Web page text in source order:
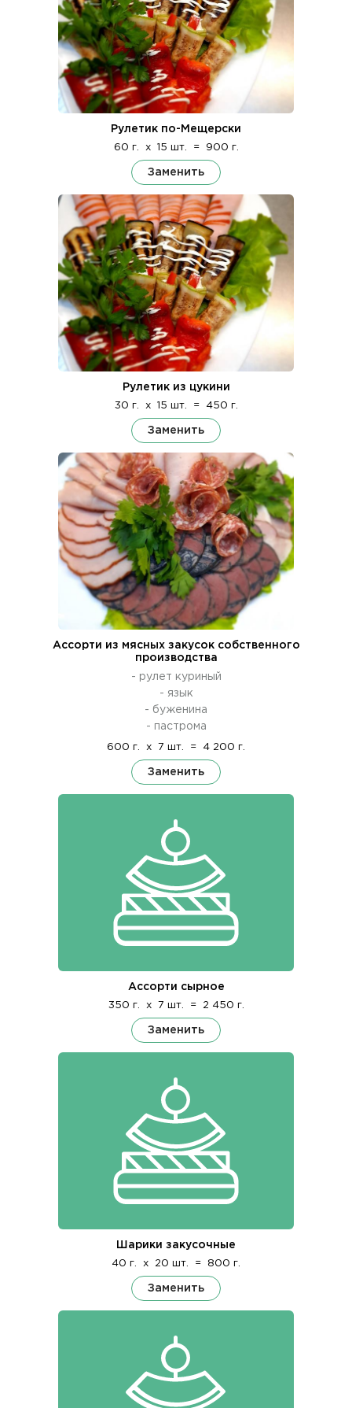
Рулетик по-Мещерски
60 г. x 15 шт. = 900 г.
Заменить
Рулетик из цукини
30 г. x 15 шт. = 450 г.
Заменить
Ассорти из мясных закусок собственного
производства
- рулет куриный
- язык
- буженина
- пастрома
600 г. x 7 шт. = 4 200 г.
Заменить
Ассорти сырное
350 г. x 7 шт. = 2 450 г.
Заменить
Шарики закусочные
40 г. x 20 шт. = 800 г.
Заменить